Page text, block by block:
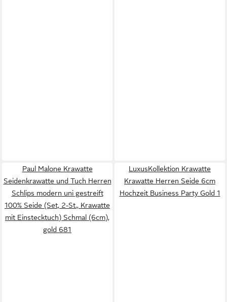
Paul Malone Krawatte
Seidenkrawatte und Tuch Herren
Schlips modern uni gestreift
100% Seide (Set, 2-St., Krawatte
mit Einstecktuch) Schmal (6cm),
gold 681
LuxusKollektion Krawatte
Krawatte Herren Seide 6cm
Hochzeit Business Party Gold 1